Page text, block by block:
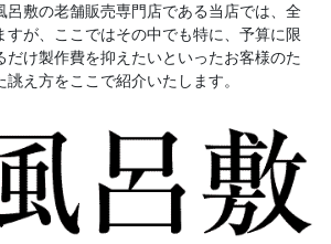
呂敷の老舗販売専門店である当店では、全
すが、ここではその中でも特に、予算に限
だけ製作費を抑えたいといったお客様のた
え方をここで紹介いたします。